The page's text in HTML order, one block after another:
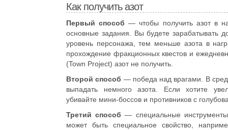
Как получить азот
Первый способ — чтобы получить азот в
основные задания. Вы будете зарабатывать
уровень персонажа, тем меньше азота в
прохождение фракционных квестов и
(Town Project) азот не получить.
Второй способ — победа над врагами. В
выпадать немного азота. Если хотите
убивайте мини-боссов и противников с
Третий способ — специальные
может быть специальное свойство,